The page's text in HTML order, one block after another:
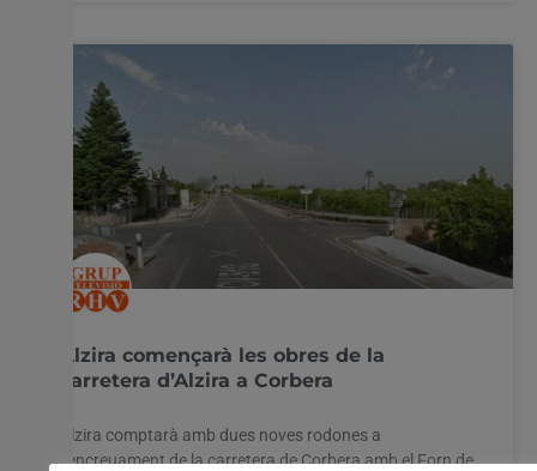
Alzira començarà les obres de la
carretera d’Alzira a Corbera
Alzira comptarà amb dues noves rodones a
l’encreuament de la carretera de Corbera amb el Forn de